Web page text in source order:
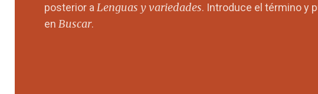
posterior aLenguas y variedades. Introduce el término y
en Buscar.